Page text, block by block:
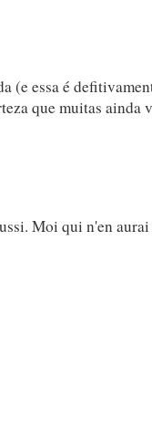
(e essa é
que muitas ainda
Moi qui n'en